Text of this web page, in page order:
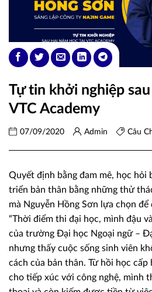
Tự tin khởi nghiệp
VTC Academy
07/09/2020 Admin Câu
Quyết định bằng đam mê, học hỏi
triển bản thân bằng những thử
mà Nguyễn Hồng Sơn lựa chọn
“Thời điểm thi đại học, mình đậu
của trường Đại học Ngoại ngữ –
nhưng thấy cuộc sống sinh viên
cách của bản thân. Từ hồi học
cho tiếp xúc với công nghệ, mình